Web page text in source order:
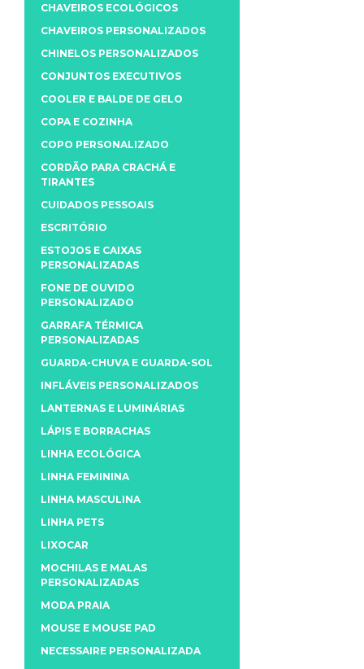
CHAVEIROS ECOLÓGICOS
CHAVEIROS PERSONALIZADOS
CHINELOS PERSONALIZADOS
CONJUNTOS EXECUTIVOS
COOLER E BALDE DE GELO
COPA E COZINHA
COPO PERSONALIZADO
CORDÃO PARA CRACHÁ E
TIRANTES
CUIDADOS PESSOAIS
ESCRITÓRIO
ESTOJOS E CAIXAS
PERSONALIZADAS
FONE DE OUVIDO
PERSONALIZADO
GARRAFA TÉRMICA
PERSONALIZADAS
GUARDA-CHUVA E GUARDA-SOL
INFLÁVEIS PERSONALIZADOS
LANTERNAS E LUMINÁRIAS
LÁPIS E BORRACHAS
LINHA ECOLÓGICA
LINHA FEMININA
LINHA MASCULINA
LINHA PETS
LIXOCAR
MOCHILAS E MALAS
PERSONALIZADAS
MODA PRAIA
MOUSE E MOUSE PAD
NECESSAIRE PERSONALIZADA